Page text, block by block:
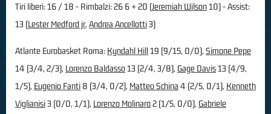
Tiri liberi: 16 / 18 - Rimbalzi: 26 6 + 20 (Jeremiah Wilson10) - Assist:
13 (Lester Medford jr, Andrea Ancellotti3)
Atlante Eurobasket Roma: Kyndahl Hill19 (9/15, 0/0), Simone Pepe
14 (3/4, 2/3), Lorenzo Baldasso13 (2/4, 3/8), Gage Davis13 (4/9,
1/5), Eugenio Fanti 8 (3/4, 0/2), Matteo Schina 4 (2/5, 0/1), Kenneth
Viglianisi3 (0/0, 1/1), Lorenzo Molinaro2 (1/5, 0/0), Gabriele